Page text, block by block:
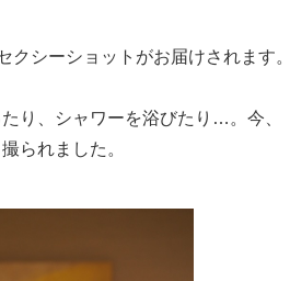
シーショットがお届けされます。
り、シャワーを浴びたり…。今、
られました。